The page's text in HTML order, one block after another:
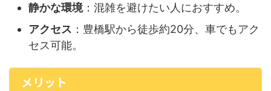
静かな環境：混雑を避けたい人におすすめ。
アクセス ：豊橋駅から徒歩約20分、車でもアク
セス可能。
メリット